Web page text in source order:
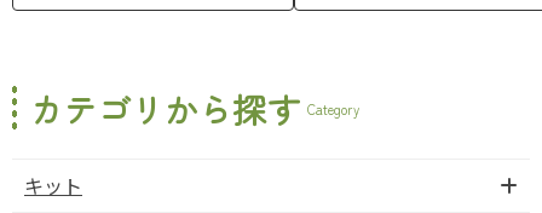
カテゴリから探す Category
キット